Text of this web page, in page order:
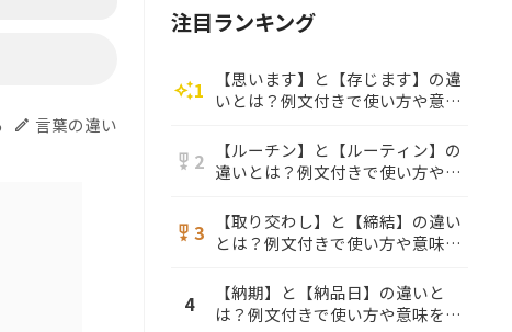
edit 言葉の違い
注目ランキング
auto_awesome1
【思います】と【存じます】の違
いとは？例文付きで使い方や意味
military_tech 2
【ルーチン】と【ルーティン】の
違いとは？例文付きで使い方や意
military_tech 3
【取り交わし】と【締結】の違い
とは？例文付きで使い方や意味を
4
【納期】と【納品日】の違いと
は？例文付きで使い方や意味をわ